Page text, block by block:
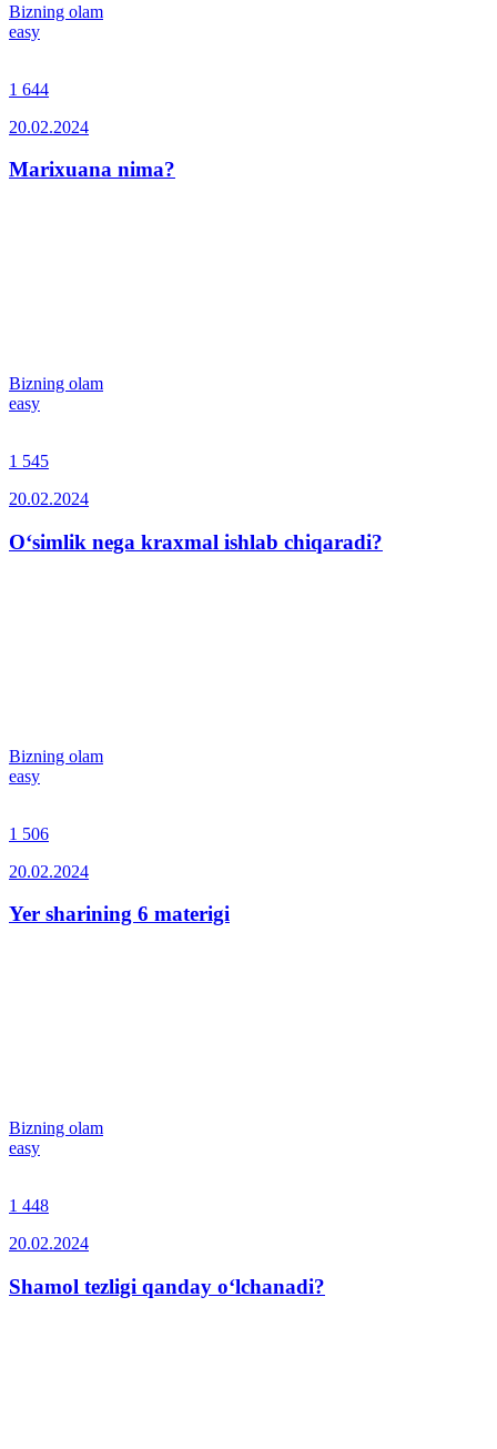
Bizning olam
easy
1 644
20.02.2024
Marixuana nima?
Bizning olam
easy
1 545
20.02.2024
O‘simlik nega kraxmal ishlab chiqaradi?
Bizning olam
easy
1 506
20.02.2024
Yer sharining 6 materigi
Bizning olam
easy
1 448
20.02.2024
Shamol tezligi qanday o‘lchanadi?